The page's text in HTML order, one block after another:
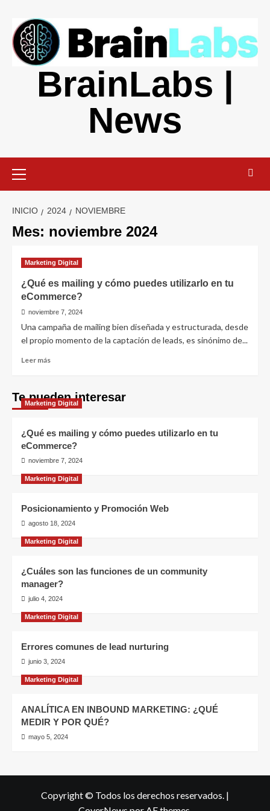
contenido
BrainLabs |
News
primario
INICIO 2024 NOVIEMBRE
Mes: noviembre 2024
Marketing Digital
¿Qué es mailing y cómo puedes utilizarlo en tu
eCommerce?
noviembre 7, 2024
Una campaña de mailing bien diseñada y estructurada, desde
el propio momento de la captación de leads, es sinónimo de...
Leer más
¿Qué
es
cómo
puedes
utilizarlo
en
tu
Te pueden interesar
Marketing Digital
¿Qué es mailing y cómo puedes utilizarlo en tu
eCommerce?
noviembre 7, 2024
Marketing Digital
Posicionamiento y Promoción Web
agosto 18, 2024
Marketing Digital
¿Cuáles son las funciones de un community
manager?
julio 4, 2024
Marketing Digital
Errores comunes de lead nurturing
junio 3, 2024
Marketing Digital
ANALÍTICA EN INBOUND MARKETING: ¿QUÉ
MEDIR Y POR QUÉ?
mayo 5, 2024
Copyright © Todos los derechos reservados. |